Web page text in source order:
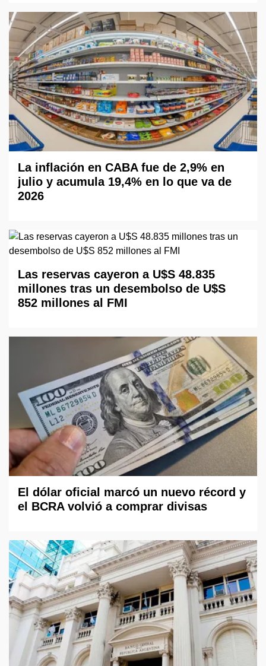
La inflación en CABA fue de 2,9% en
julio y acumula 19,4% en lo que va de
2026
Las reservas cayeron a U$S 48.835
millones tras un desembolso de U$S
852 millones al FMI
El dólar oficial marcó un nuevo récord y
el BCRA volvió a comprar divisas